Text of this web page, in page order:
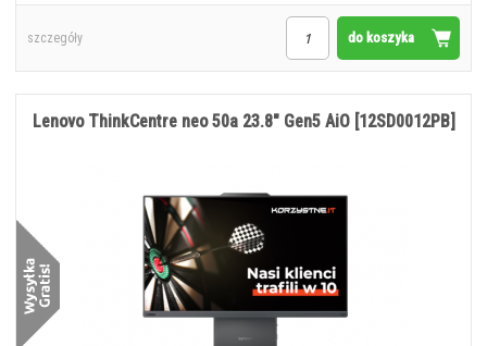
do koszyka
szczegóły
Lenovo ThinkCentre neo 50a 23.8" Gen5 AiO [12SD0012PB]